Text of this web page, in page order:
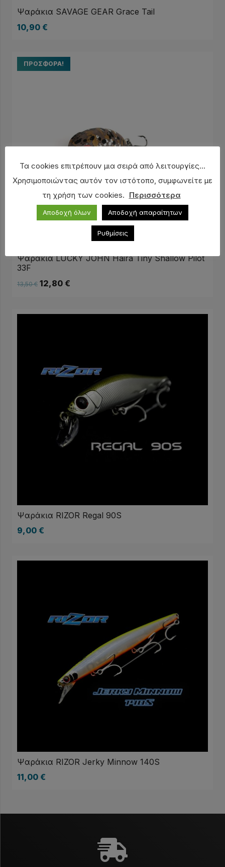
Ψαράκια SAVAGE GEAR Grace Tail
10,90 €
ΠΡΟΣΦΟΡΆ!
Ψαράκια LUCKY JOHN Haira Tiny Shallow Pilot
33F
13,50€ 12,80 €
Ψαράκια RIZOR Regal 90S
9,00 €
Ψαράκια RIZOR Jerky Minnow 140S
11,00 €
Τα cookies επιτρέπουν μια σειρά από λειτουργίες...
Χρησιμοποιώντας αυτόν τον ιστότοπο, συμφωνείτε με
τη χρήση των cookies. Περισσότερα
Αποδοχή όλων Αποδοχή απαραίτητων
Ρυθμίσεις